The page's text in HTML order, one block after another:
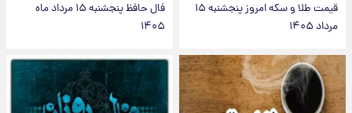
قیمت طلا و سکه امروز پنجشنبه ۱۵
مرداد ۱۴۰۵
فال حافظ پنجشنبه ۱۵ مرداد ماه
۱۴۰۵